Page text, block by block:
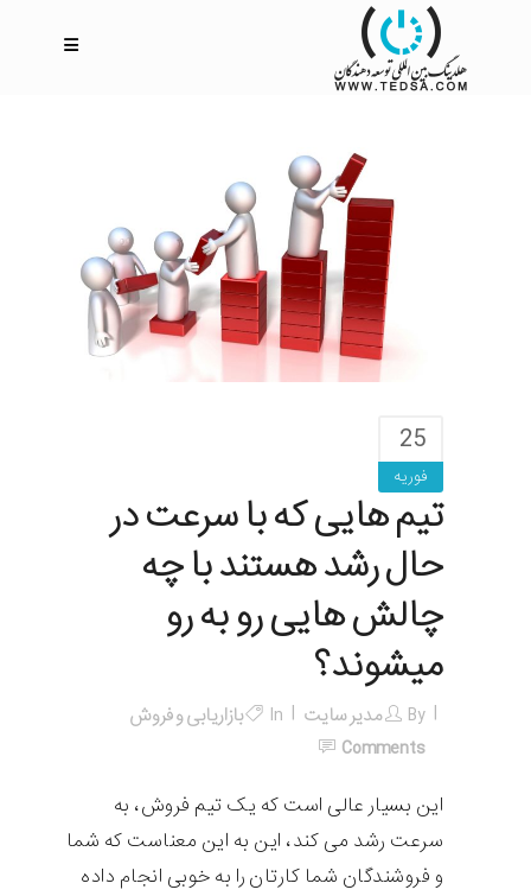
25
فوریه
تیم هایی که با سرعت در
حال رشد هستند با چه
چالش هایی رو به رو
میشوند؟
By مدیر سایت In
بازاریابی و فروش
Comments
این بسیار عالی است که یک تیم فروش، به
سرعت رشد می کند، این به این معناست که شما
و فروشندگان شما کارتان را به خوبی انجام داده